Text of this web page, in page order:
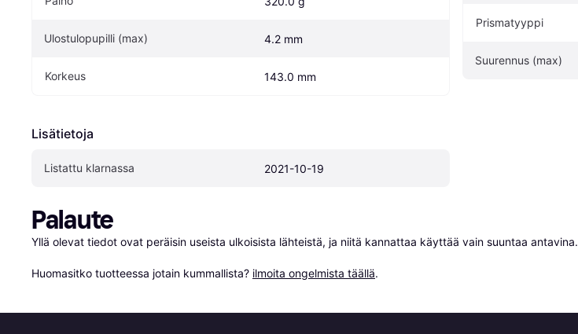
Ulostulopupilli (max) 4.2 mm
Korkeus 143.0 mm
Lisätietoja
Listattu klarnassa 2021-10-19
Prismatyyppi
Suurennus (max)
Palaute
Yllä olevat tiedot ovat peräisin useista ulkoisista lähteistä, ja niitä kannattaa käyttää vain suuntaa antavina.
Huomasitko tuotteessa jotain kummallista? ilmoita ongelmista täällä.